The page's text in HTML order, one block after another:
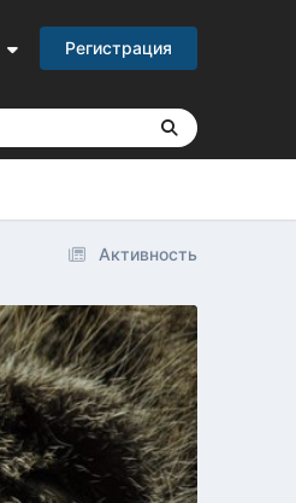
Регистрация
Активность